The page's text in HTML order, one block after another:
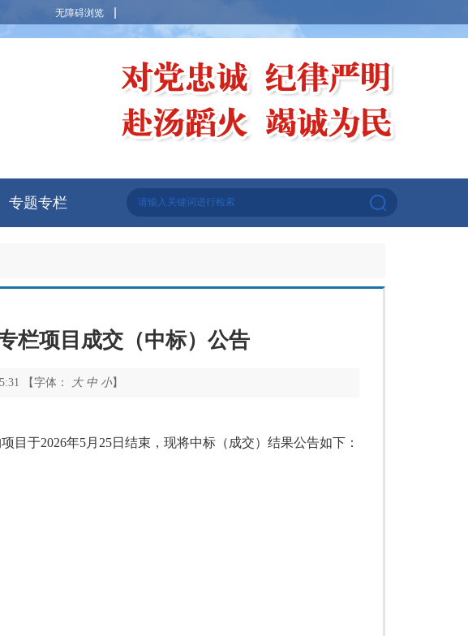
无障碍浏览
专题专栏
栏项目成交（中标）公告
【字体： 大 中 小】
目于2026年5月 25日结束，现将中标（成交）结果公告如下：